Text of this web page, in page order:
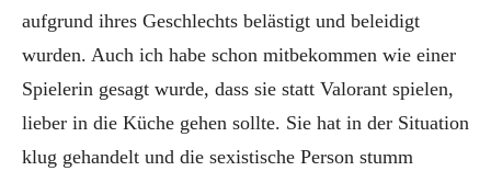
aufgrund ihres Geschlechts belästigt und beleidigt
wurden. Auch ich habe schon mitbekommen wie einer
Spielerin gesagt wurde, dass sie statt Valorant spielen,
lieber in die Küche gehen sollte. Sie hat in der Situation
klug gehandelt und die sexistische Person stumm